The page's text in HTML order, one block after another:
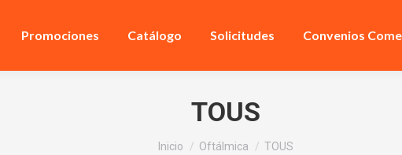
Promociones Catálogo Solicitudes Convenios
TOUS
Estás aquí:
Inicio Oftálmica TOUS